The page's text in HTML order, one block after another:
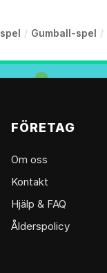
/ Gumball-spel /
FÖRETAG
Om oss
Kontakt
Hjälp & FAQ
Ålderspolicy